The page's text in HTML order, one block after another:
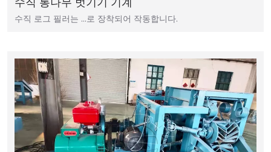
수직 로그 필러는 …로 장착되어 작동합니다.